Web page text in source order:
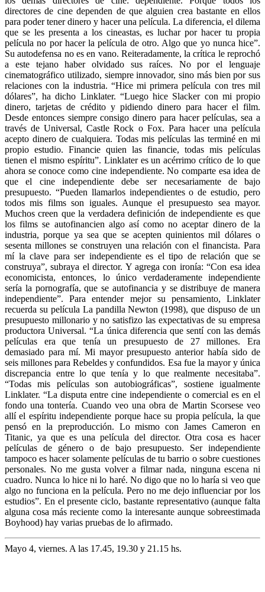
directores de cine dependen de que alguien crea bastante en ellos
para poder tener dinero y hacer una película. La diferencia, el dilema
que se les presenta a los cineastas, es luchar por hacer tu propia
película no por hacer la película de otro. Algo que yo nunca hice”.
Su autodefensa no es en vano. Reiteradamente, la crítica le reprochó
a este tejano haber olvidado sus raíces. No por el lenguaje
cinematográfico utilizado, siempre innovador, sino más bien por sus
relaciones con la industria. “Hice mi primera película con tres mil
dólares”, ha dicho Linklater. “Luego hice Slacker con mi propio
dinero, tarjetas de crédito y pidiendo dinero para hacer el film.
Desde entonces siempre consigo dinero para hacer películas, sea a
través de Universal, Castle Rock o Fox. Para hacer una película
acepto dinero de cualquiera. Todas mis películas las terminé en mi
propio estudio. Financie quien las financie, todas mis películas
tienen el mismo espíritu”. Linklater es un acérrimo crítico de lo que
ahora se conoce como cine independiente. No comparte esa idea de
que el cine independiente debe ser necesariamente de bajo
presupuesto. “Pueden llamarlos independientes o de estudio, pero
todos mis films son iguales. Aunque el presupuesto sea mayor.
Muchos creen que la verdadera definición de independiente es que
los films se autofinancien algo así como no aceptar dinero de la
industria, porque ya sea que se acepten quinientos mil dólares o
sesenta millones se construyen una relación con el financista. Para
mí la clave para ser independiente es el tipo de relación que se
construya”, subraya el director. Y agrega con ironía: “Con esa idea
economicista, entonces, lo único verdaderamente independiente
sería la pornografía, que se autofinancia y se distribuye de manera
independiente”. Para entender mejor su pensamiento, Linklater
recuerda su película La pandilla Newton (1998), que dispuso de un
presupuesto millonario y no satisfizo las expectativas de su empresa
productora Universal. “La única diferencia que sentí con las demás
películas era que tenía un presupuesto de 27 millones. Era
demasiado para mí. Mi mayor presupuesto anterior había sido de
seis millones para Rebeldes y confundidos. Esa fue la mayor y única
discrepancia entre lo que tenía y lo que realmente necesitaba”.
“Todas mis películas son autobiográficas”, sostiene igualmente
Linklater. “La disputa entre cine independiente o comercial es en el
fondo una tontería. Cuando veo una obra de Martin Scorsese veo
allí el espíritu independiente porque hace su propia película, la que
pensó en la preproducción. Lo mismo con James Cameron en
Titanic, ya que es una película del director. Otra cosa es hacer
películas de género o de bajo presupuesto. Ser independiente
tampoco es hacer solamente películas de tu barrio o sobre cuestiones
personales. No me gusta volver a filmar nada, ninguna escena ni
cuadro. Nunca lo hice ni lo haré. No digo que no lo haría si veo que
algo no funciona en la película. Pero no me dejo influenciar por los
estudios”. En el presente ciclo, bastante representativo (aunque falta
alguna cosa más reciente como la interesante aunque sobreestimada
Boyhood) hay varias pruebas de lo afirmado.
Mayo 4, viernes. A las 17.45, 19.30 y 21.15 hs.